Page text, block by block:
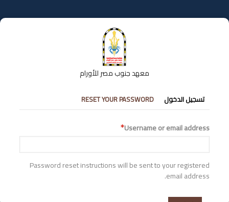
إلى
المحتوى
معهد جنوب مصر للأورام
التبويبات
الأساسية
تسجيل الدخول RESET YOUR PASSWORD
Username or email address
Password reset instructions will be sent to your registered
email address.